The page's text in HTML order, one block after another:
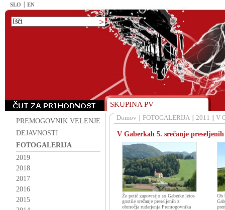
SLO EN
SKUPINA PV
PREMOGOVNIK VELENJE
DEJAVNOSTI
FOTOGALERIJA
2019
2018
2017
2016
2015
Domov FOTOGALERIJA 2011 V
V Gaberkah 5. srečanje preseljenih
Že petič zapovrstjo so Gaberke letos
gostile srečanje preseljenih z
območja rudarjenja Premogovnika
Ob